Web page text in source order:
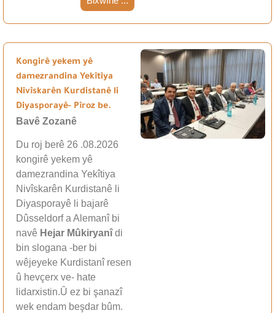
Kongirê yekem yê
damezrandina Yekîtiya
Nivîskarên Kurdistanê li
Diyasporayê- Pîroz be.
Bavê Zozanê
Du roj berê 26 .08.2026
kongirê yekem yê
damezrandina Yekîtiya
Nivîskarên Kurdistanê li
Diyasporayê li bajarê
Dûsseldorf a Alemanî bi
navê Hejar Mûkiryanîdi
bin slogana -ber bi
wêjeyeke Kurdistanî resen
û hevçerx ve- hate
lidarxistin.Û ez bi şanazî
wek endam beşdar bûm.